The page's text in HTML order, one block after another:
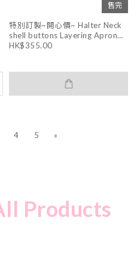
售完
特別訂製~開心價~ Halter Neck
shell buttons Layering Apron
Dress (DARK GREY)
HK$355.00
4 5 »
Products